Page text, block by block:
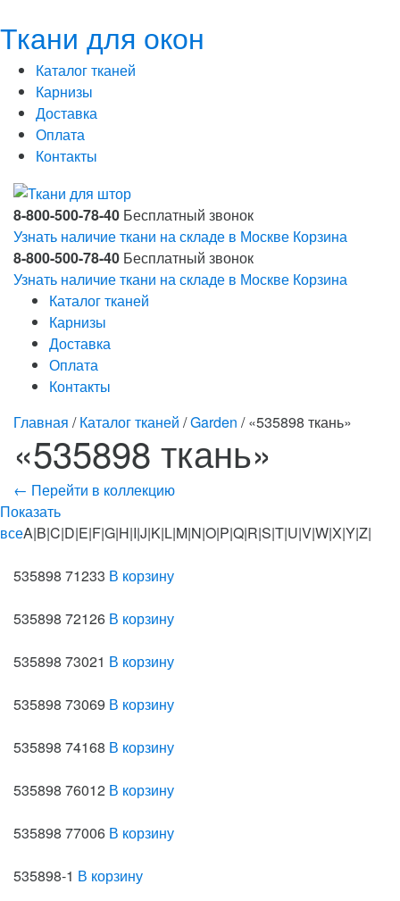
Ткани для окон
Каталог тканей
Карнизы
Доставка
Оплата
Контакты
8-800-500-78-40 Бесплатный звонок
Узнать наличие ткани на складе в Москве Корзина
8-800-500-78-40 Бесплатный звонок
Узнать наличие ткани на складе в Москве Корзина
Каталог тканей
Карнизы
Доставка
Оплата
Контакты
Главная /Каталог тканей /Garden / «535898 ткань»
«535898 ткань»
← Перейти в коллекцию
Показать
всеA|B|C|D|E|F|G|H|I|J|K|L|M|N|O|P|Q|R|S|T|U|V|W|X|Y|Z|
535898 71233 В корзину
535898 72126 В корзину
535898 73021 В корзину
535898 73069 В корзину
535898 74168 В корзину
535898 76012 В корзину
535898 77006 В корзину
535898-1 В корзину